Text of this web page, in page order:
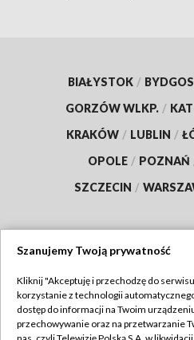
BIAŁYSTOK /
GORZÓW WLKP. /
KRAKÓW / LUBLIN /
OPOLE / POZNAŃ
SZCZECIN /
Abonament TVP
Szanujemy Twoją prywatność
Kliknij "Akceptuję i przechodzę do
korzystanie z technologii
dostęp do informacji na Twoim
przechowywanie oraz na przetwarzanie